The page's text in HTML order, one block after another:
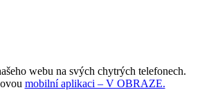
webu na svých chytrých telefonech.
mobilní aplikaci – V OBRAZE.